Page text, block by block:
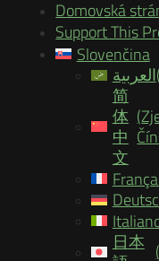
Domovská
Support This
Slovenčina
العربية(
简
体
中
文
(
日本